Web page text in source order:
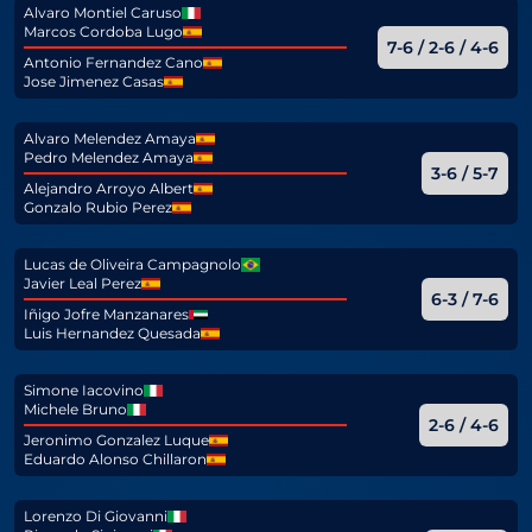
Alvaro Montiel Caruso
Marcos Cordoba Lugo
Antonio Fernandez Cano
Jose Jimenez Casas
7-6 / 2-6 / 4-6
Alvaro Melendez Amaya
Pedro Melendez Amaya
Alejandro Arroyo Albert
Gonzalo Rubio Perez
3-6 / 5-7
Lucas de Oliveira Campagnolo
Javier Leal Perez
Iñigo Jofre Manzanares
Luis Hernandez Quesada
6-3 / 7-6
Simone Iacovino
Michele Bruno
Jeronimo Gonzalez Luque
Eduardo Alonso Chillaron
2-6 / 4-6
Lorenzo Di Giovanni